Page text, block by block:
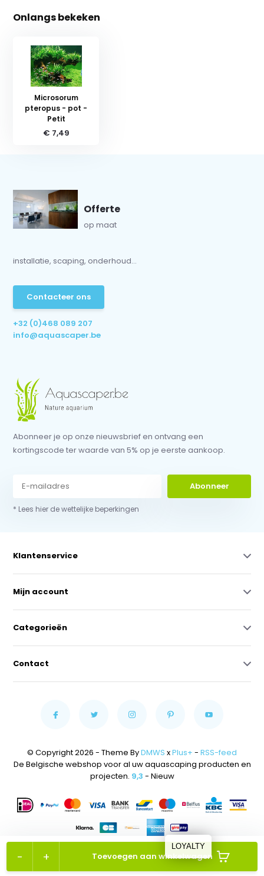
+
- Toevoegen aan winkelwagen
Onlangs bekeken
Microsorum
pteropus - pot -
Petit
€ 7,49
Offerte
op maat
installatie, scaping, onderhoud...
Contacteer ons
+32 (0)468 089 207
info@aquascaper.be
Abonneer je op onze nieuwsbrief en ontvang een
kortingscode ter waarde van 5% op je eerste aankoop.
Abonneer
* Lees hier de wettelijke beperkingen
Klantenservice
Mijn account
Categorieën
Contact
© Copyright 2026 - Theme ByDMWS xPlus+ - RSS-feed
De Belgische webshop voor al uw aquascaping producten en
projecten. 9,3 - Nieuw
LOYALTY